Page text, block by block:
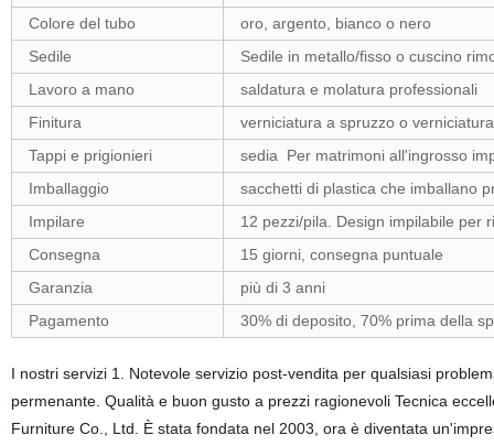
Colore del tubo
oro, argento, bianco o nero
Sedile
Sedile in metallo/fisso o cuscino
Lavoro a mano
saldatura e molatura professionali
Finitura
verniciatura a spruzzo o
Tappi e prigionieri
sedia Per matrimoni all'ingrosso
Imballaggio
sacchetti di plastica che imballano
Impilare
12 pezzi/pila. Design impilabile per
Consegna
15 giorni, consegna puntuale
Garanzia
più di 3 anni
Pagamento
30% di deposito, 70% prima della
I nostri servizi 1. Notevole servizio post-vendita per qualsiasi
permenante. Qualità e buon gusto a prezzi ragionevoli Tecnica
Furniture Co., Ltd. È stata fondata nel 2003, ora è diventata